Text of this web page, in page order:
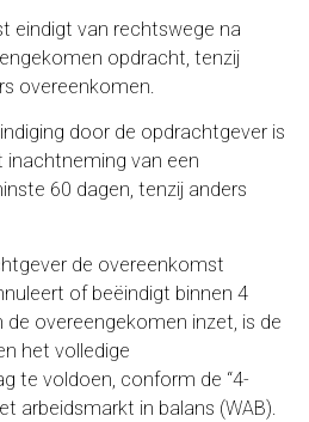
eindigt van rechtswege na
opdracht, tenzij
overeenkomen.
door de opdrachtgever is
van een
60 dagen, tenzij anders
de overeenkomst
of beëindigt binnen 4
overeengekomen inzet, is de
het volledige
te voldoen, conform de “4-
arbeidsmarkt in balans (WAB).